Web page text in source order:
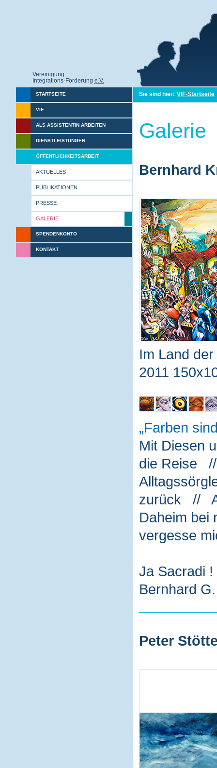
Vereinigung
Integrations-Förderung e.V.
STARTSEITE
VIF
ALS ASSISTENTIN ARBEITEN
DIENSTLEISTUNGEN
ÖFFENTLICHKEITSARBEIT
AKTUELLES
PUBLIKATIONEN
PRESSE
GALERIE
SPENDENKONTO
KONTAKT
Sie sind hier: VIF-Startseite
Galerie
Bernhard
Im Land
2011
Farben
Mit Diesen
die Reise
zurück //
Daheim
vergesse
Ja Sacradi
Bernhard
Peter